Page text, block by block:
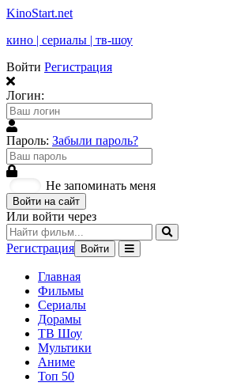
KinoStart.net
кино | сериалы | тв-шоу
Войти Регистрация
Логин:
Пароль: Забыли пароль?
Не запоминать меня
Войти на сайт
Или войти через
Регистрация Войти
Главная
Фильмы
Сериалы
Дорамы
ТВ Шоу
Мультики
Аниме
Топ 50